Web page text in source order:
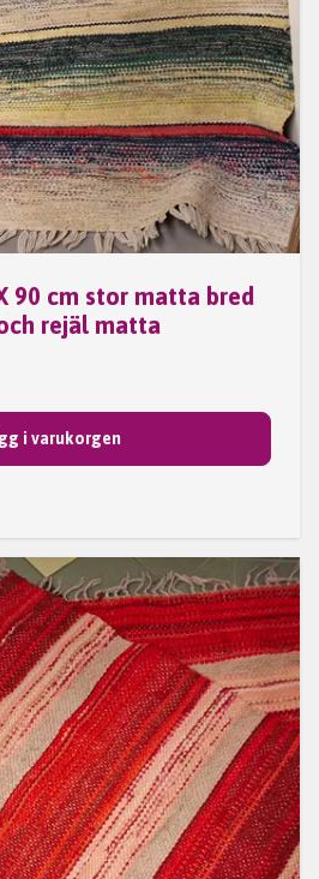
90 cm stor matta bred
rejäl matta
i varukorgen